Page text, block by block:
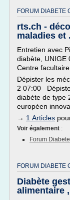
FORUM DIABETE
rts.ch -
maladies et
Entretien avec
diabète,
Centre
Dépister les
2 07:00
diabète de type
européen
→ 1 Articles
Voir également :
Forum
FORUM DIABETE
Diabète
alimentaire